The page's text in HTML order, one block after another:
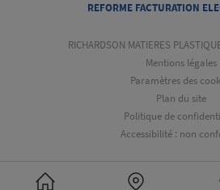
REFORME FACTURATION
RICHARDSON MATIERES
Mentions légales
Paramètres des
Plan du site
Politique de
Accessibilité : non